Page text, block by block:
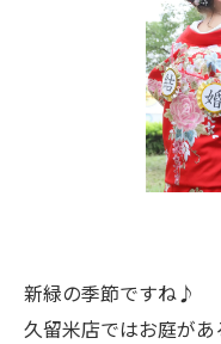
新緑の季節ですね♪
久留米店ではお庭が